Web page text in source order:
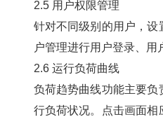
2.5 用户权限管理
针对不同级别的用户，
户管理进行用户登录、用
2.6 运行负荷曲线
负荷趋势曲线功能主要
行负荷状况。点击画面相